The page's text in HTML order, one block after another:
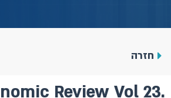
חזרה
Review Vol 23.